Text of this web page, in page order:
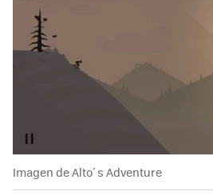
Imagen de Alto´s Adventure